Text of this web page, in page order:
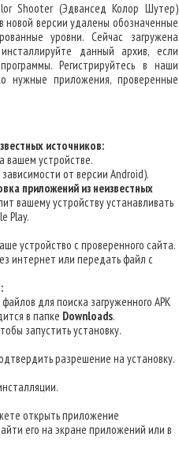
Shooter (Эдвансед Колор Шутер)
версии удалены обозначенные
уровни. Сейчас загружена
данный архив, если
Регистрируйтесь в наши
нужные приложения, проверенные
источников:
вашем устройстве.
зависимости от версии Android).
приложений из неизвестных
вашему устройству устанавливать
Play.
устройство с проверенного сайта.
интернет или передать файл с
для поиска загруженного APK
в папке Downloads.
запустить установку.
разрешение на установку.
открыть приложение
его на экране приложений или в